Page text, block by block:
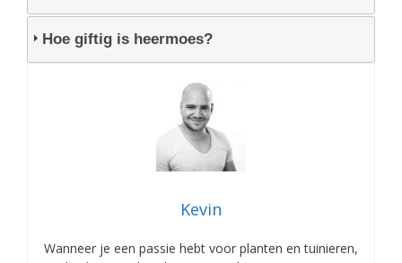
Hoe giftig is heermoes?
Kevin
Wanneer je een passie hebt voor planten en tuinieren,